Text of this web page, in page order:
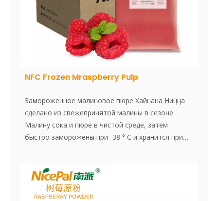
NFC Frozen Mraspberry Pulp
Замороженное малиновое пюре Хайнана Ницца
сделано из свежепринятой малины в сезоне.
Малину сока и пюре в чистой среде, затем
быстро заморожены при -38 ° C и хранится при
минут, что эффективно сохраняет свежий вкус и
содержание питания в малину.